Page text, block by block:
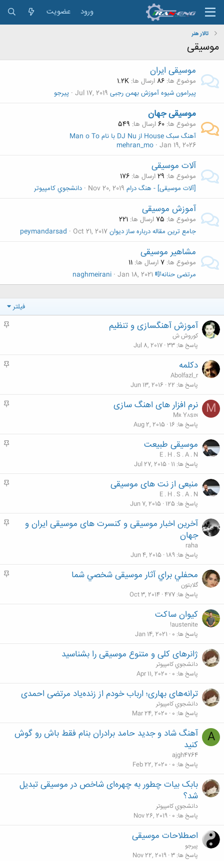
ورود عضویت
تالار هنر
موسیقی
موسیقی ایران
موضوع ها 86 ارسال ها 1.2K
پیرامون شیوه آموزش بهمن رجبی Jul 17, 2019 پیرجو
موسیقی جهان
موضوع ها 60ارسال ها 549
آهنگ سبک House از DJ Nu با نام Man o To
Jan 19, 2026
mehran_mo
آلات موسیقی
موضوع ها 29ارسال ها 176
[آلات موسیقی] - هنگ‌ درام Nov 20, 2019 دانشجوي كامپيوتر
آموزش موسیقی
موضوع ها 75ارسال ها 221
جامع ترین مقاله درباره ساز دیوانOct 21, 2017
peymandarsad
مشاهیر موسیقی
موضوع ها 7ارسال ها 11
مرتضی حنانه🎼Jan 18, 2021
naghmeirani
فیلتر
م
آموزش آهنگسازی و تنظیم
کوروش ش
پاسخ ها 33
Jul 8, 2017
م
دکلمه
Abolfazl_r
پاسخ ها 22
Jun 13, 2016
M
م
نرم افزار های اهنگ سازی
Mʀ Yᴀsɪɴ
پاسخ ها 16
Aug 2, 2015
م
موسیقی طبیعت
E . H . S . A . N
پاسخ ها 11
Jul 27, 2015
م
منبعی از نت های موسیقی
E . H . S . A . N
پاسخ ها 125
Jun 7, 2015
م
آخرین اخبار موسیقی و کنسرت های موسیقی ایران و
جهان
raha
پاسخ ها 189
Jun 4, 2015
م
محفلي براي آثار موسیقی شخصي شما
گلابتون
پاسخ ها 477
Oct 3, 2014
کیوان ساکت
!austenite
پاسخ ها 0
Jan 14, 2021
ژانر‌های کلی و متنوع موسیقی را بشناسید
دانشجوي كامپيوتر
پاسخ ها 0
Apr 11, 2020
ترانه‌های بهاری؛ ارباب خودم از زنده‌یاد مرتضی احمدی
دانشجوي كامپيوتر
پاسخ ها 0
Mar 24, 2020
A
آهنگ شاد و جدید حامد برادران بنام فقط باش رو گوش
کنید
ajgh4764
پاسخ ها 0
Feb 22, 2020
بابک بیات چطور به چهره‌ای شاخص در موسیقی تبدیل
شد؟
دانشجوي كامپيوتر
پاسخ ها 0
Nov 26, 2019
اصطلاحات موسیقی
پیرجو
پاسخ ها 3
Nov 22, 2019